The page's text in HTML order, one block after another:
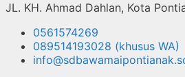
JL. KH. Ahmad Dahlan, Kota
0561574269
089514193028 (khusus WA)